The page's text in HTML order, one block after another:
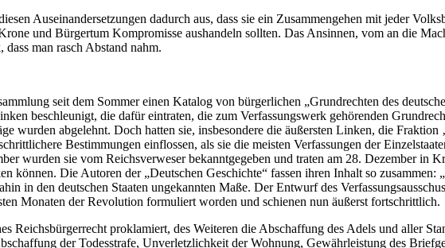
Auseinandersetzungen dadurch aus, dass sie ein Zusammengehen mit jeder
und Bürgertum Kompromisse aushandeln sollten. Das Ansinnen, vom an die
man rasch Abstand nahm.
seit dem Sommer einen Katalog von bürgerlichen „Grundrechten des
beschleunigt, die dafür eintraten, die zum Verfassungswerk gehörenden
wurden abgelehnt. Doch hatten sie, insbesondere die äußersten Linken, die Fraktion
Bestimmungen einflossen, als sie die meisten Verfassungen der
wurden sie vom Reichsverweser bekanntgegeben und traten am 28. Dezember in
können. Die Autoren der „Deutschen Geschichte“ fassen ihren Inhalt so
in den deutschen Staaten ungekannten Maße. Der Entwurf des
Monaten der Revolution formuliert worden und schienen nun äußerst fortschrittlich.
Reichsbürgerrecht proklamiert, des Weiteren die Abschaffung des Adels und aller
der Todesstrafe, Unverletzlichkeit der Wohnung, Gewährleistung des